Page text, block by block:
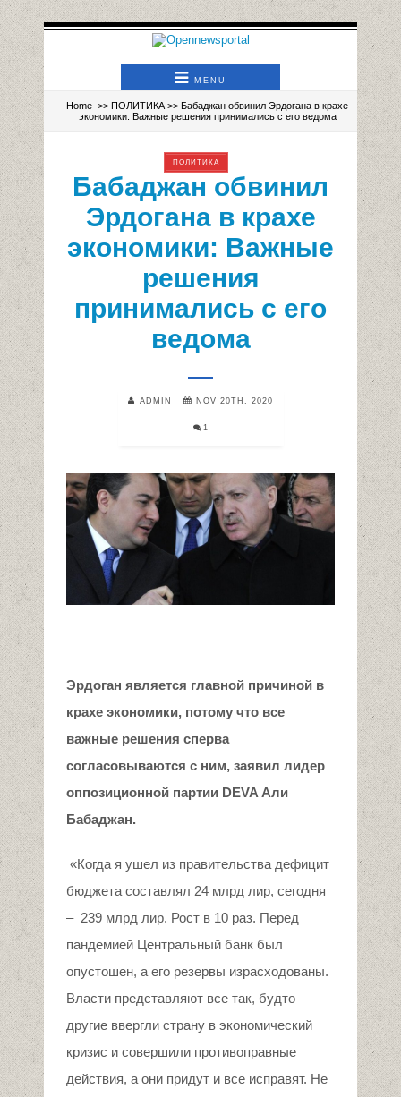
MENU
Home >> ПОЛИТИКА >> Бабаджан обвинил Эрдогана в крахе
экономики: Важные решения принимались с его ведома
ПОЛИТИКА
Бабаджан обвинил
Эрдогана в крахе
экономики: Важные
решения
принимались с его
ведома
ADMIN NOV 20TH, 2020
1
Эрдоган является главной причиной в
крахе экономики, потому что все
важные решения сперва
согласовываются с ним, заявил лидер
оппозиционной партии DEVA Али
Бабаджан.
«Когда я ушел из правительства дефицит
бюджета составлял 24 млрд лир, сегодня
– 239 млрд лир. Рост в 10 раз. Перед
пандемией Центральный банк был
опустошен, а его резервы израсходованы.
Власти представляют все так, будто
другие ввергли страну в экономический
кризис и совершили противоправные
действия, а они придут и все исправят. Не